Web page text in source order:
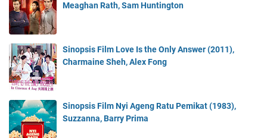
Meaghan Rath, Sam Huntington
Sinopsis Film Love Is the Only Answer (2011),
Charmaine Sheh, Alex Fong
Sinopsis Film Nyi Ageng Ratu Pemikat (1983),
Suzzanna, Barry Prima